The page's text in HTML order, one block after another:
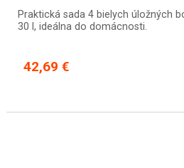
Praktická sada 4 bielych úložných
30 l, ideálna do domácnosti.
42,69 €